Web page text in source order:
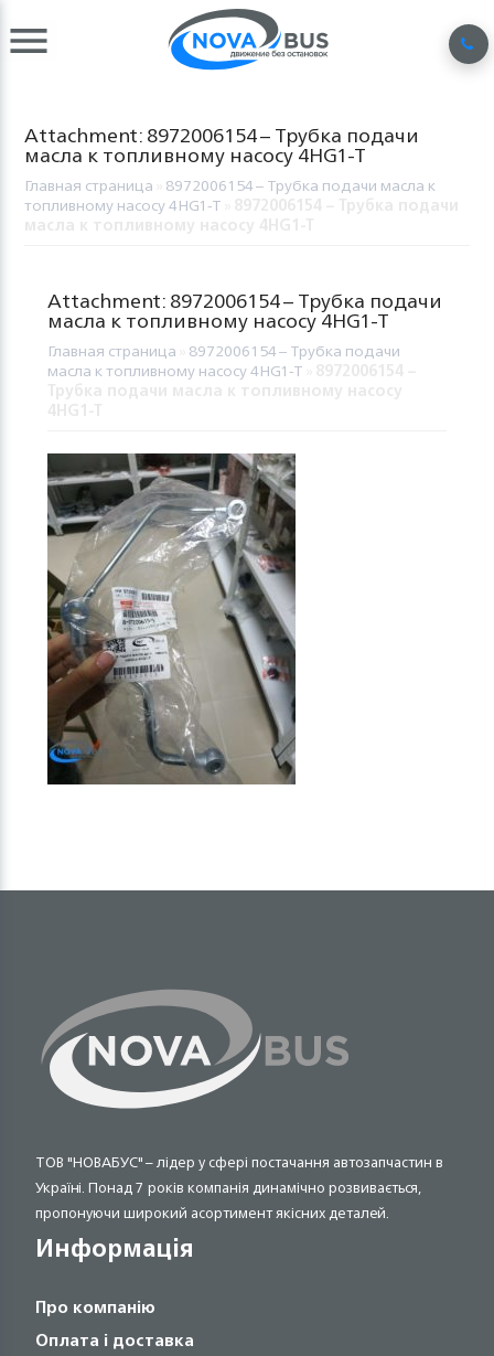
Attachment: 8972006154 – Трубка подачи
масла к топливному насосу 4HG1-T
Главная страница 8972006154 – Трубка подачи масла к
топливному насосу 4HG1-T
Attachment: 8972006154 – Трубка подачи
масла к топливному насосу 4HG1-T
Главная страница 8972006154 – Трубка подачи
масла к топливному насосу 4HG1-T
ТОВ "НОВАБУС" – лідер у сфері постачання автозапчастин в
Україні. Понад 7 років компанія динамічно розвивається,
пропонуючи широкий асортимент якісних деталей.
Информація
Про компанію
Оплата і доставка